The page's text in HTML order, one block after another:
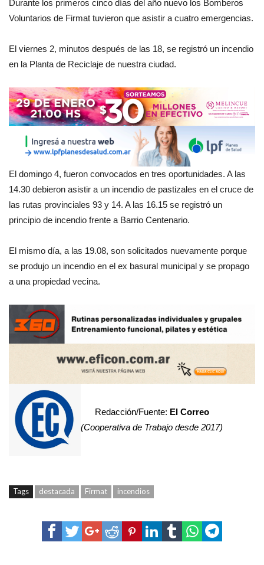
Durante los primeros cinco días del año nuevo los Bomberos
Voluntarios de Firmat tuvieron que asistir a cuatro emergencias.
El viernes 2, minutos después de las 18, se registró un incendio
en la Planta de Reciclaje de nuestra ciudad.
El domingo 4, fueron convocados en tres oportunidades. A las
14.30 debieron asistir a un incendio de pastizales en el cruce de
las rutas provinciales 93 y 14. A las 16.15 se registró un
principio de incendio frente a Barrio Centenario.
El mismo día, a las 19.08, son solicitados nuevamente porque
se produjo un incendio en el ex basural municipal y se propago
a una propiedad vecina.
Redacción/Fuente: El Correo
(Cooperativa de Trabajo desde 2017)
Tags destacada Firmat incendios